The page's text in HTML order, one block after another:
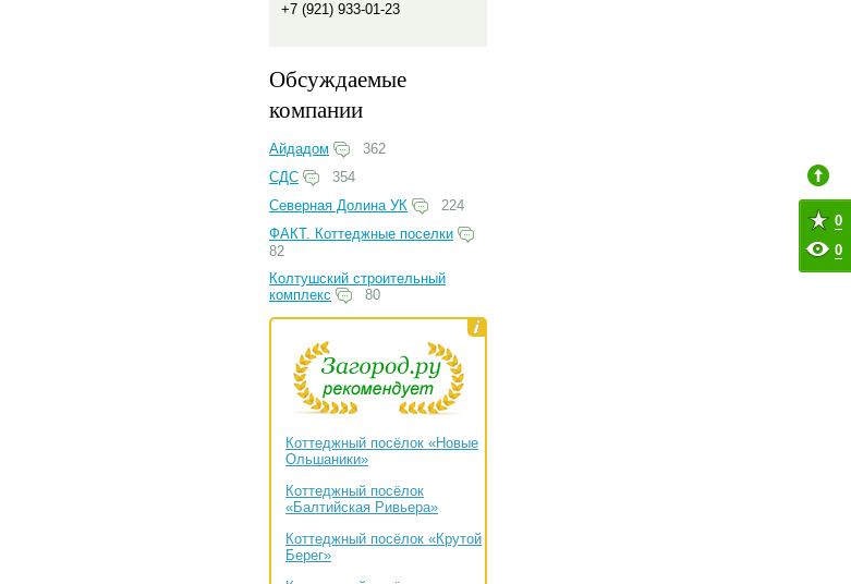
+7 (921) 933-01-23
Обсуждаемые
компании
Айдадом
362
СДС
354
Северная Долина УК
224
ФАКТ. Коттеджные поселки
82
Колтушский строительный
комплекс
80
Коттеджный посёлок «Новые
Ольшаники»
Коттеджный посёлок
«Балтийская Ривьера»
Коттеджный посёлок «Крутой
Берег»
0
0